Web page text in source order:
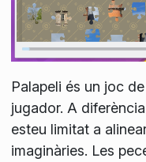
Palapeli és un joc
jugador. A
esteu limitat a
imaginàries. Les